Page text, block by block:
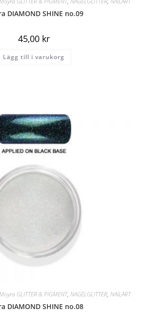
DIAMOND SHINE no.09
45,00 kr
Lägg till i varukorg
GLITTER & PIGMENT, NAGELGLITTER, NAILART
DIAMOND SHINE no.08